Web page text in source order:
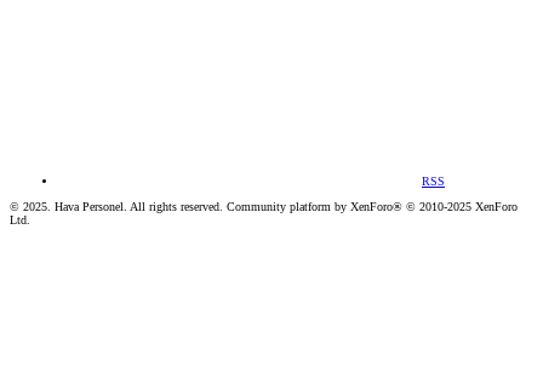
RSS
© 2025. Hava Personel. All rights reserved. Community platform by XenForo® © 2010-2025 XenForo
Ltd.